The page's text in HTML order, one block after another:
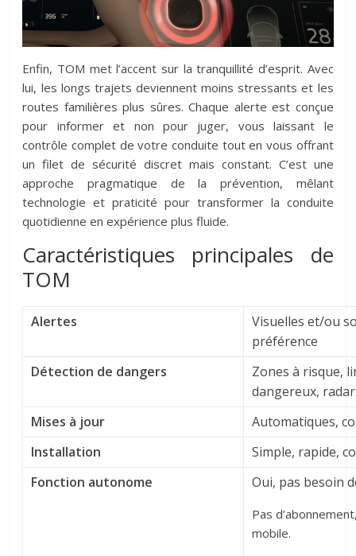
Enfin, TOM met l’accent sur la tranquillité d’esprit. Avec
lui, les longs trajets deviennent moins stressants et les
routes familières plus sûres. Chaque alerte est conçue
pour informer et non pour juger, vous laissant le
contrôle complet de votre conduite tout en vous offrant
un filet de sécurité discret mais constant. C’est une
approche pragmatique de la prévention, mêlant
technologie et praticité pour transformer la conduite
quotidienne en expérience plus fluide.
Caractéristiques principales de
TOM
Alertes
Visuelles et/ou
préférence
Détection de dangers
Zones à risque,
dangereux,
Mises à jour
Automatiques,
Installation
Simple, rapide,
Fonction autonome
Oui, pas besoin
Pas
mobile.